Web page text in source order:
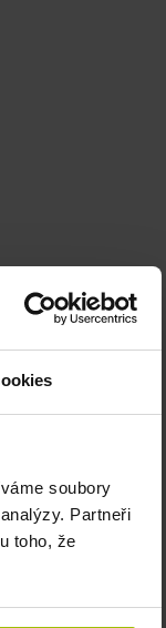
soubory
Partneři
toho, že